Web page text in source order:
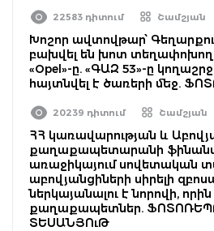
22583 դիտում Շամշյան
Խոշոր ավտովթար՝
բախվել են խոտ տեղափոխող
«Opel»-ը. «ԳԱԶ 53»-ը
հայտնվել է ծառերի մեջ.
20239 դիտում Շամշյան
ՀՀ կառավարության և
քաղաքապետարանի
առաջիկայում սովետական
աբովյանցիների սիրելի
ներկայանալու է նորովի,
քաղաքապետներ.
ՏԵՍԱՆՅՈւԹ